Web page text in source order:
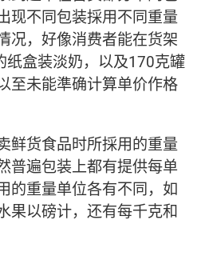
现不同包装採用不同重量
况，好像消费者能在货架
纸盒装淡奶，以及170克罐
至未能準确计算单价作格
鲜货食品时所採用的重量
普遍包装上都有提供每单
的重量单位各有不同，如
果以磅计，还有每千克和